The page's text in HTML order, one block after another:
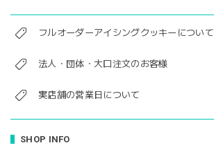
フルオーダーアイシングクッキーについて
法人・団体・大口注文のお客様
実店舗の営業日について
SHOP INFO